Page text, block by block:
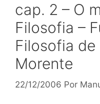
cap. 2 – O
Filosofia –
Filosofia de
Morente
22/12/2006 Por